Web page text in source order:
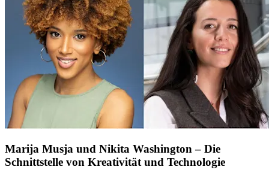
Marija Musja und Nikita Washington – Die
Schnittstelle von Kreativität und Technologie